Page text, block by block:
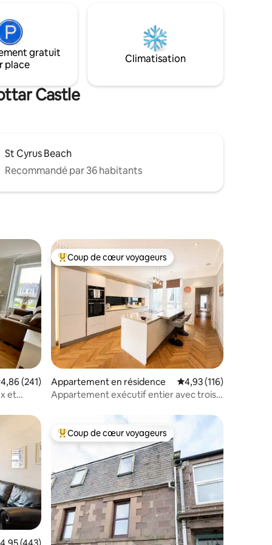
de
vos
riche
vous
dans la rue disponibles. Propriété
parfaite pour les couples et les familles.
Nous sommes situés au premier étage.
gratuit
place
Climatisation
Castle
St Cyrus Beach
Recommandé par 36 habitants
: 4,92 sur 5
moyenne sur la base de 241 commentaires : 4,86 sur 5
4,86 (241)
et
Coups de cœur voyageurs les plus appréciés
Coup de cœur voyageurs
Appartement en résidence Évaluation moyenne
4,93 (116)
Appartement exécutif entier avec trois
appréciés Coups de cœur voyageurs les plus appréciés
Coup de cœur voyageurs